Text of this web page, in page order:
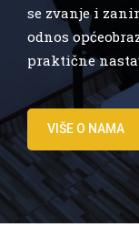
se zvanje i
odnos
praktične
VIŠE O NAMA